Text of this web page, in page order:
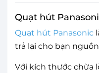
Quạt hút
Quạt hút Panasonic
trả lại cho bạn
Với kích thước chừa